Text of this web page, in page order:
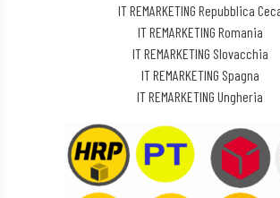
IT REMARKETING Repubblica
IT REMARKETING Romania
IT REMARKETING Slovacchia
IT REMARKETING Spagna
IT REMARKETING Ungheria